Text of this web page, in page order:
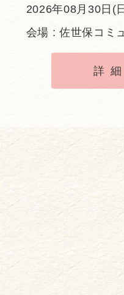
2026年08月30日(
会場 : 佐世保コミ
詳細